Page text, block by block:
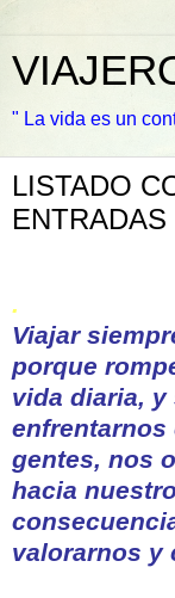
" La vida es un
LISTADO
.
Viajar
porque
vida diaria, y
enfrentarnos
gentes, nos
hacia
valorarnos y